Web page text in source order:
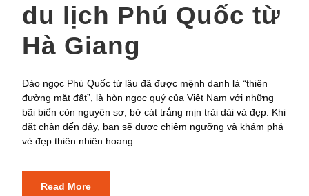
du lịch Phú Quốc từ
Hà Giang
Đảo ngọc Phú Quốc từ lâu đã được mệnh danh là “thiên
đường mặt đất”, là hòn ngọc quý của Việt Nam với những
bãi biển còn nguyên sơ, bờ cát trắng mịn trải dài và đẹp. Khi
đặt chân đến đây, bạn sẽ được chiêm ngưỡng và khám phá
vẻ đẹp thiên nhiên hoang...
Read More